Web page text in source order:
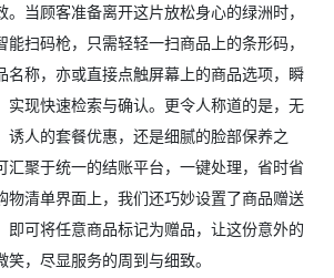
当顾客准备离开这片放松身心的绿洲时，
扫码枪，只需轻轻一扫商品上的条形码，
名称，亦或直接点触屏幕上的商品选项，瞬
实现快速检索与确认。更令人称道的是，无
诱人的套餐优惠，还是细腻的脸部保养之
汇聚于统一的结账平台，一键处理，省时省
物清单界面上，我们还巧妙设置了商品赠送
即可将任意商品标记为赠品，让这份意外的
，尽显服务的周到与细致。